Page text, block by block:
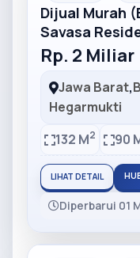
Dijual Murah
Savasa
Rp. 2 Miliar
Jawa Barat,
Hegarmukti
132 M2 90
LIHAT DETAIL
Diperbarui 01